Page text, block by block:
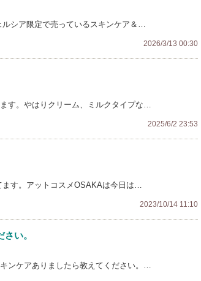
シア限定で売っているスキンケア＆…
2026/3/13 00:30
す。やはりクリーム、ミルクタイプな…
2025/6/2 23:53
ます。アットコスメOSAKAは今日は…
2023/10/14 11:10
い。
ンケアありましたら教えてください。…